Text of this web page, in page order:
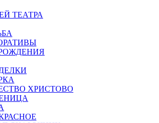
ТЕАТРА
ХРИСТОВО